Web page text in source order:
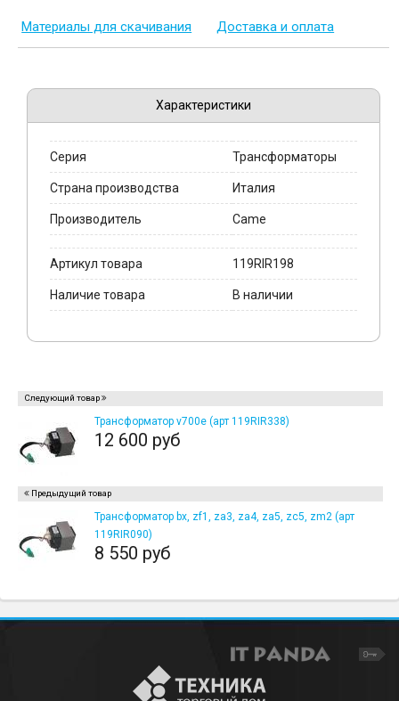
Материалы для скачивания Доставка и оплата
Характеристики
Серия Трансформаторы
Страна производства Италия
Производитель Came
Артикул товара 119RIR198
Наличие товара В наличии
Следующий товар
Трансформатор v700e (арт 119RIR338)
12 600 руб
Предыдущий товар
Трансформатор bx, zf1, za3, za4, za5, zc5, zm2 (арт
119RIR090)
8 550 руб